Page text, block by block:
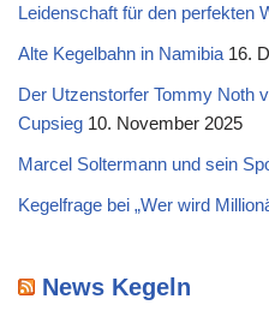
Leidenschaft für den perfekten
Alte Kegelbahn in Namibia 16.
Der Utzenstorfer Tommy Noth
Cupsieg 10. November 2025
Marcel Soltermann und sein
Kegelfrage bei „Wer wird
News Kegeln